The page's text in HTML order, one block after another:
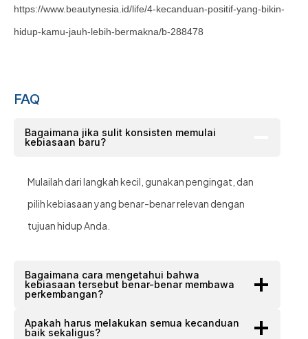
https://www.beautynesia.id/life/4-kecanduan-positif-yang-bikin-
hidup-kamu-jauh-lebih-bermakna/b-288478
FAQ
Bagaimana jika sulit konsisten memulai
kebiasaan baru?
Mulailah dari langkah kecil, gunakan pengingat, dan
pilih kebiasaan yang benar-benar relevan dengan
tujuan hidup Anda.
Bagaimana cara mengetahui bahwa
kebiasaan tersebut benar-benar membawa
perkembangan?
Apakah harus melakukan semua kecanduan
baik sekaligus?